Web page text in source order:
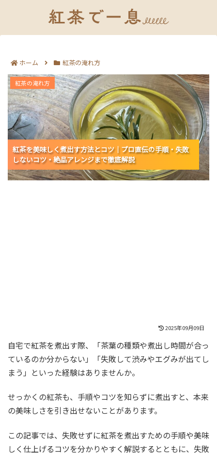
ホーム 紅茶の淹れ方
紅茶を美味しく煮出す方法とコツ｜プロ直伝の手順・失
敗しないコツ・絶品アレンジまで徹底解説
紅茶を美味しく煮出す方法とコツ｜プロ直伝の手順・失敗
しないコツ・絶品アレンジまで徹底解説
紅茶を美味しく煮出す方法とコツ｜プロ直伝の手順・失敗
しないコツ・絶品アレンジまで徹底解説
紅茶を美味しく煮出す方法とコツ｜プロ直伝の手順・失敗
しないコツ・絶品アレンジまで徹底解説
紅茶の淹れ方
2025年09月09日
自宅で紅茶を煮出す際、「茶葉の種類や煮出し時間が合っ
ているのか分からない」「失敗して渋みやエグみが出てし
まう」といった経験はありませんか。
せっかくの紅茶も、手順やコツを知らずに煮出すと、本来
の美味しさを引き出せないことがあります。
この記事では、失敗せずに紅茶を煮出すための手順や美味
しく仕上げるコツを分かりやすく解説するとともに、失敗